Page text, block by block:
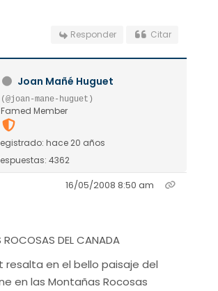
Responder Citar
Joan Mañé Huguet
(@joan-mane-huguet)
Famed Member
hace 20 años
4362
16/05/2008 8:50 am
DEL CANADA
resalta en el bello paisaje del
en las Montañas Rocosas